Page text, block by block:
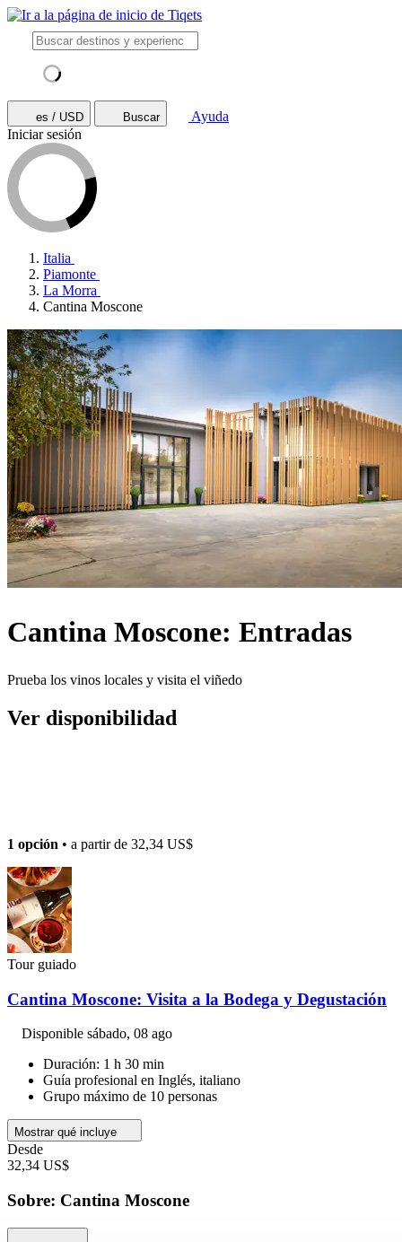
es / USD Buscar
Ayuda
Iniciar sesión
Italia
Piamonte
La Morra
Cantina Moscone
Cantina Moscone: Entradas
Prueba los vinos locales y visita el viñedo
Ver disponibilidad
1 opción • a partir de 32,34 US$
Tour guiado
Cantina Moscone: Visita a la Bodega y Degustación
Disponible sábado, 08 ago
Duración: 1 h 30 min
Guía profesional en Inglés, italiano
Grupo máximo de 10 personas
Mostrar qué incluye
Desde
32,34 US$
Sobre: Cantina Moscone